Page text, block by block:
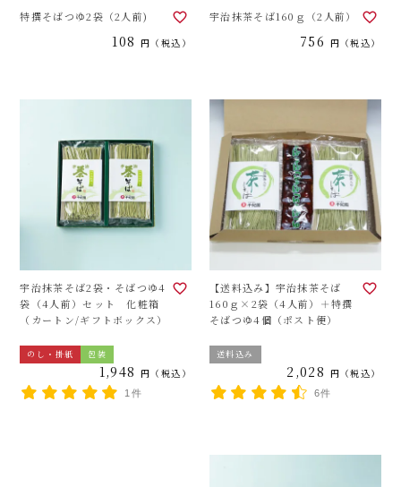
特撰そばつゆ2袋（2人前)
108 税込
宇治抹茶そば160ｇ（2人前）
756 税込
宇治抹茶そば2袋・そばつゆ4
袋（4人前）セット 化粧箱
（カートン/ギフトボックス）
のし・掛紙 包装
1,948 税込
1件
【送料込み】宇治抹茶そば
160ｇ×2袋（4人前）＋特撰
そばつゆ4個（ポスト便）
送料込み
2,028 税込
6件